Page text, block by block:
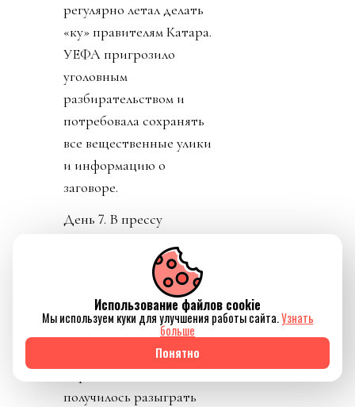
регулярно летал делать
«ку» правителям Катара.
УЕФА пригрозило
уголовным
разбирательством и
потребовала сохранять
все вещественные улики
и информацию о
заговоре.
День 7. В прессу
том, как Инфантино
буллили в детстве.
Публика восприняла как
должно. «Жаль тебя.
Теперь проваливай». У
тирана не только не
получилось разыграть
Использование файлов cookie
Мы используем куки для улучшения работы сайта.Узнать
больше
Понятно